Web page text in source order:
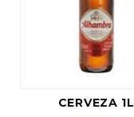
CERVEZA 1L